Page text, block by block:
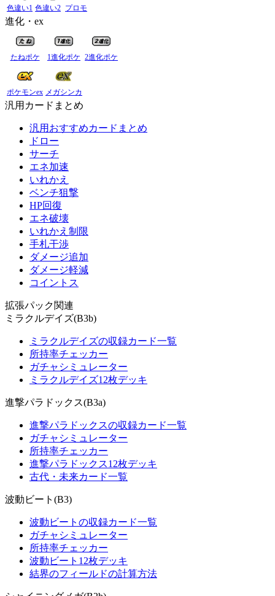
色違い1 色違い2 プロモ
進化・ex
たねポケ 1進化ポケ 2進化ポケ
ポケモンex メガシンカ
汎用カードまとめ
汎用おすすめカードまとめ
ドロー
サーチ
エネ加速
いれかえ
ベンチ狙撃
HP回復
エネ破壊
いれかえ制限
手札干渉
ダメージ追加
ダメージ軽減
コイントス
拡張パック関連
ミラクルデイズ(B3b)
ミラクルデイズの収録カード一覧
所持率チェッカー
ガチャシミュレーター
ミラクルデイズ12枚デッキ
進撃パラドックス(B3a)
進撃パラドックスの収録カード一覧
ガチャシミュレーター
所持率チェッカー
進撃パラドックス12枚デッキ
古代・未来カード一覧
波動ビート(B3)
波動ビートの収録カード一覧
ガチャシミュレーター
所持率チェッカー
波動ビート12枚デッキ
結界のフィールドの計算方法